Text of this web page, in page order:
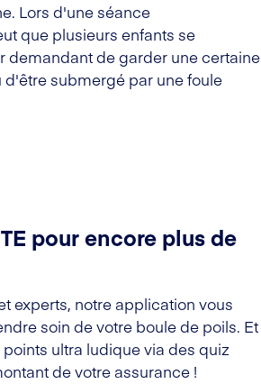
Lors d'une séance
que plusieurs enfants se
demandant de garder une certaine
submergé par une foule
pour encore plus de
experts, notre application vous
soin de votre boule de poils. Et
ultra ludique via des quiz
de votre assurance !